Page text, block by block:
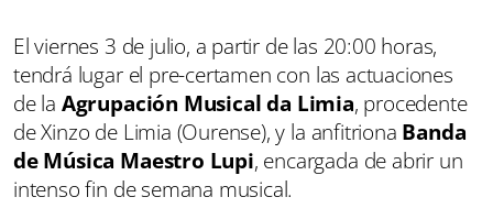
El viernes 3 de julio, a partir de las 20:00 horas,
tendrá lugar el pre-certamen con las actuaciones
de la Agrupación Musical da Limia, procedente
de Xinzo de Limia (Ourense), y la anfitriona Banda
de Música Maestro Lupi, encargada de abrir un
intenso fin de semana musical.